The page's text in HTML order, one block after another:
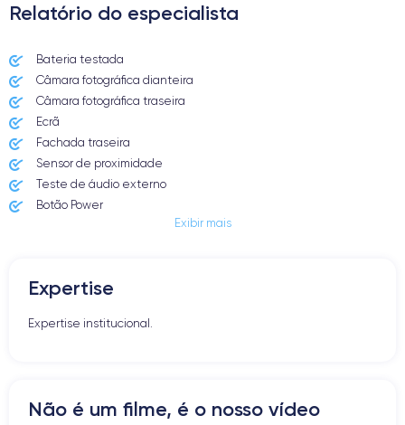
Relatório do especialista
Bateria testada
Câmara fotográfica dianteira
Câmara fotográfica traseira
Ecrã
Fachada traseira
Sensor de proximidade
Teste de áudio externo
Botão Power
Entrada Jack ou Lightening
Altifalante
Botão Home
Vibrador
Exibir mais
Expertise
Expertise institucional.
Não é um filme, é o nosso vídeo